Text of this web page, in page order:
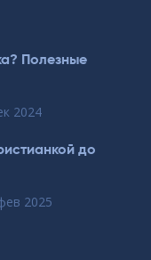
Полезные
2024
до
2025